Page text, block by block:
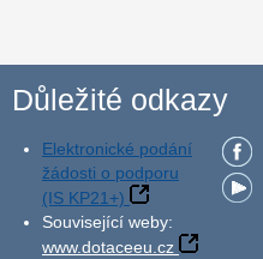
Důležité odkazy
Elektronické podání
žádosti o podporu
(IS KP21+)
Související weby:
www.dotaceeu.cz